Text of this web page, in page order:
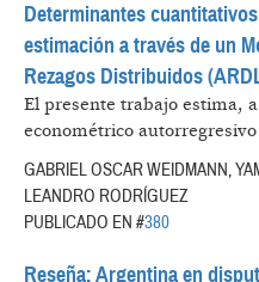
Determinantes
estimación a través de un
Rezagos Distribuidos
El presente trabajo estima,
econométrico
GABRIEL OSCAR WEIDMANN,
LEANDRO RODRÍGUEZ
PUBLICADO EN #380
Reseña: Argentina en